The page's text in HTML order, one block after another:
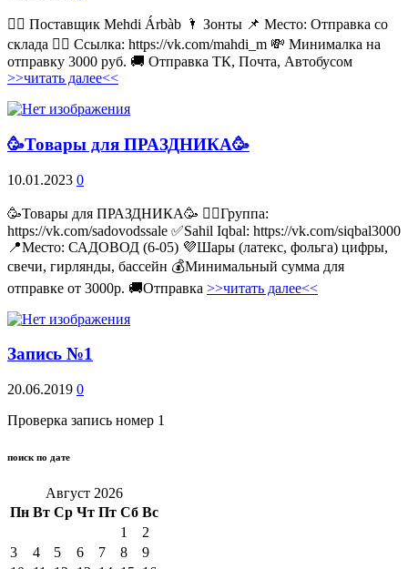
💁‍♂ Поставщик Mehdi Árbàb 🌂 Зонты 📌 Место: Отправка со
склада 👉🏻 Ссылка: https://vk.com/mahdi_m 💸 Минималка на
отправку 3000 руб. 🚚 Отправка ТК, Почта, Автобусом
>>читать далее<<
🥳Товары для ПРАЗДНИКА🥳
10.01.2023 0
🥳Товары для ПРАЗДНИКА🥳 👉🏻Группа:
https://vk.com/sadovodssale ✅Sahil Iqbal: https://vk.com/siqbal3000
📍Место: САДОВОД (6-05) 💜Шары (латекс, фольга) цифры,
свечи, гирлянды, бассейн 💰Минимальный сумма для
отправке от 3000р. 🚚Отправка >>читать далее<<
Запись №1
20.06.2019 0
Проверка запись номер 1
поиск по дате
Август 2026
Пн Вт Ср Чт Пт Сб Вс
1
2
3
4 5 6 7 8
9